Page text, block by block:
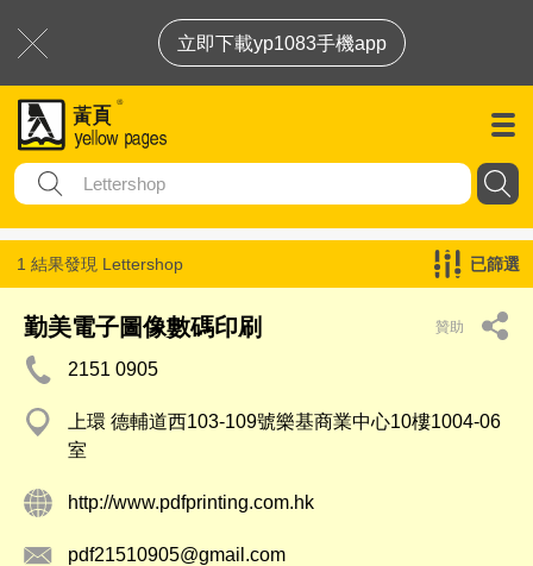
立即下載yp1083手機app
1 結果發現 Lettershop 已篩選
勤美電子圖像數碼印刷 贊助
2151 0905
上環 德輔道西103-109號樂基商業中心10樓1004-06
室
http://www.pdfprinting.com.hk
pdf21510905@gmail.com